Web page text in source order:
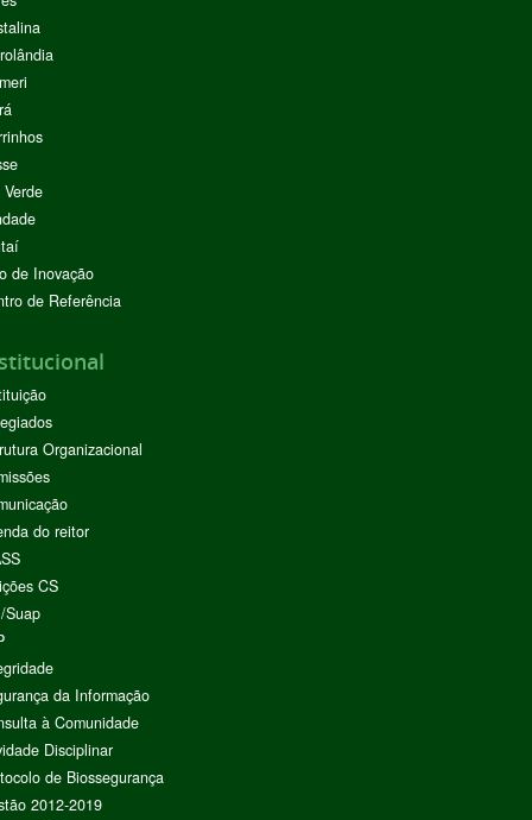
de Inovação
de Referência
Organizacional
do reitor
CS
Suap
da Informação
à Comunidade
Disciplinar
de Biossegurança
2012-2019